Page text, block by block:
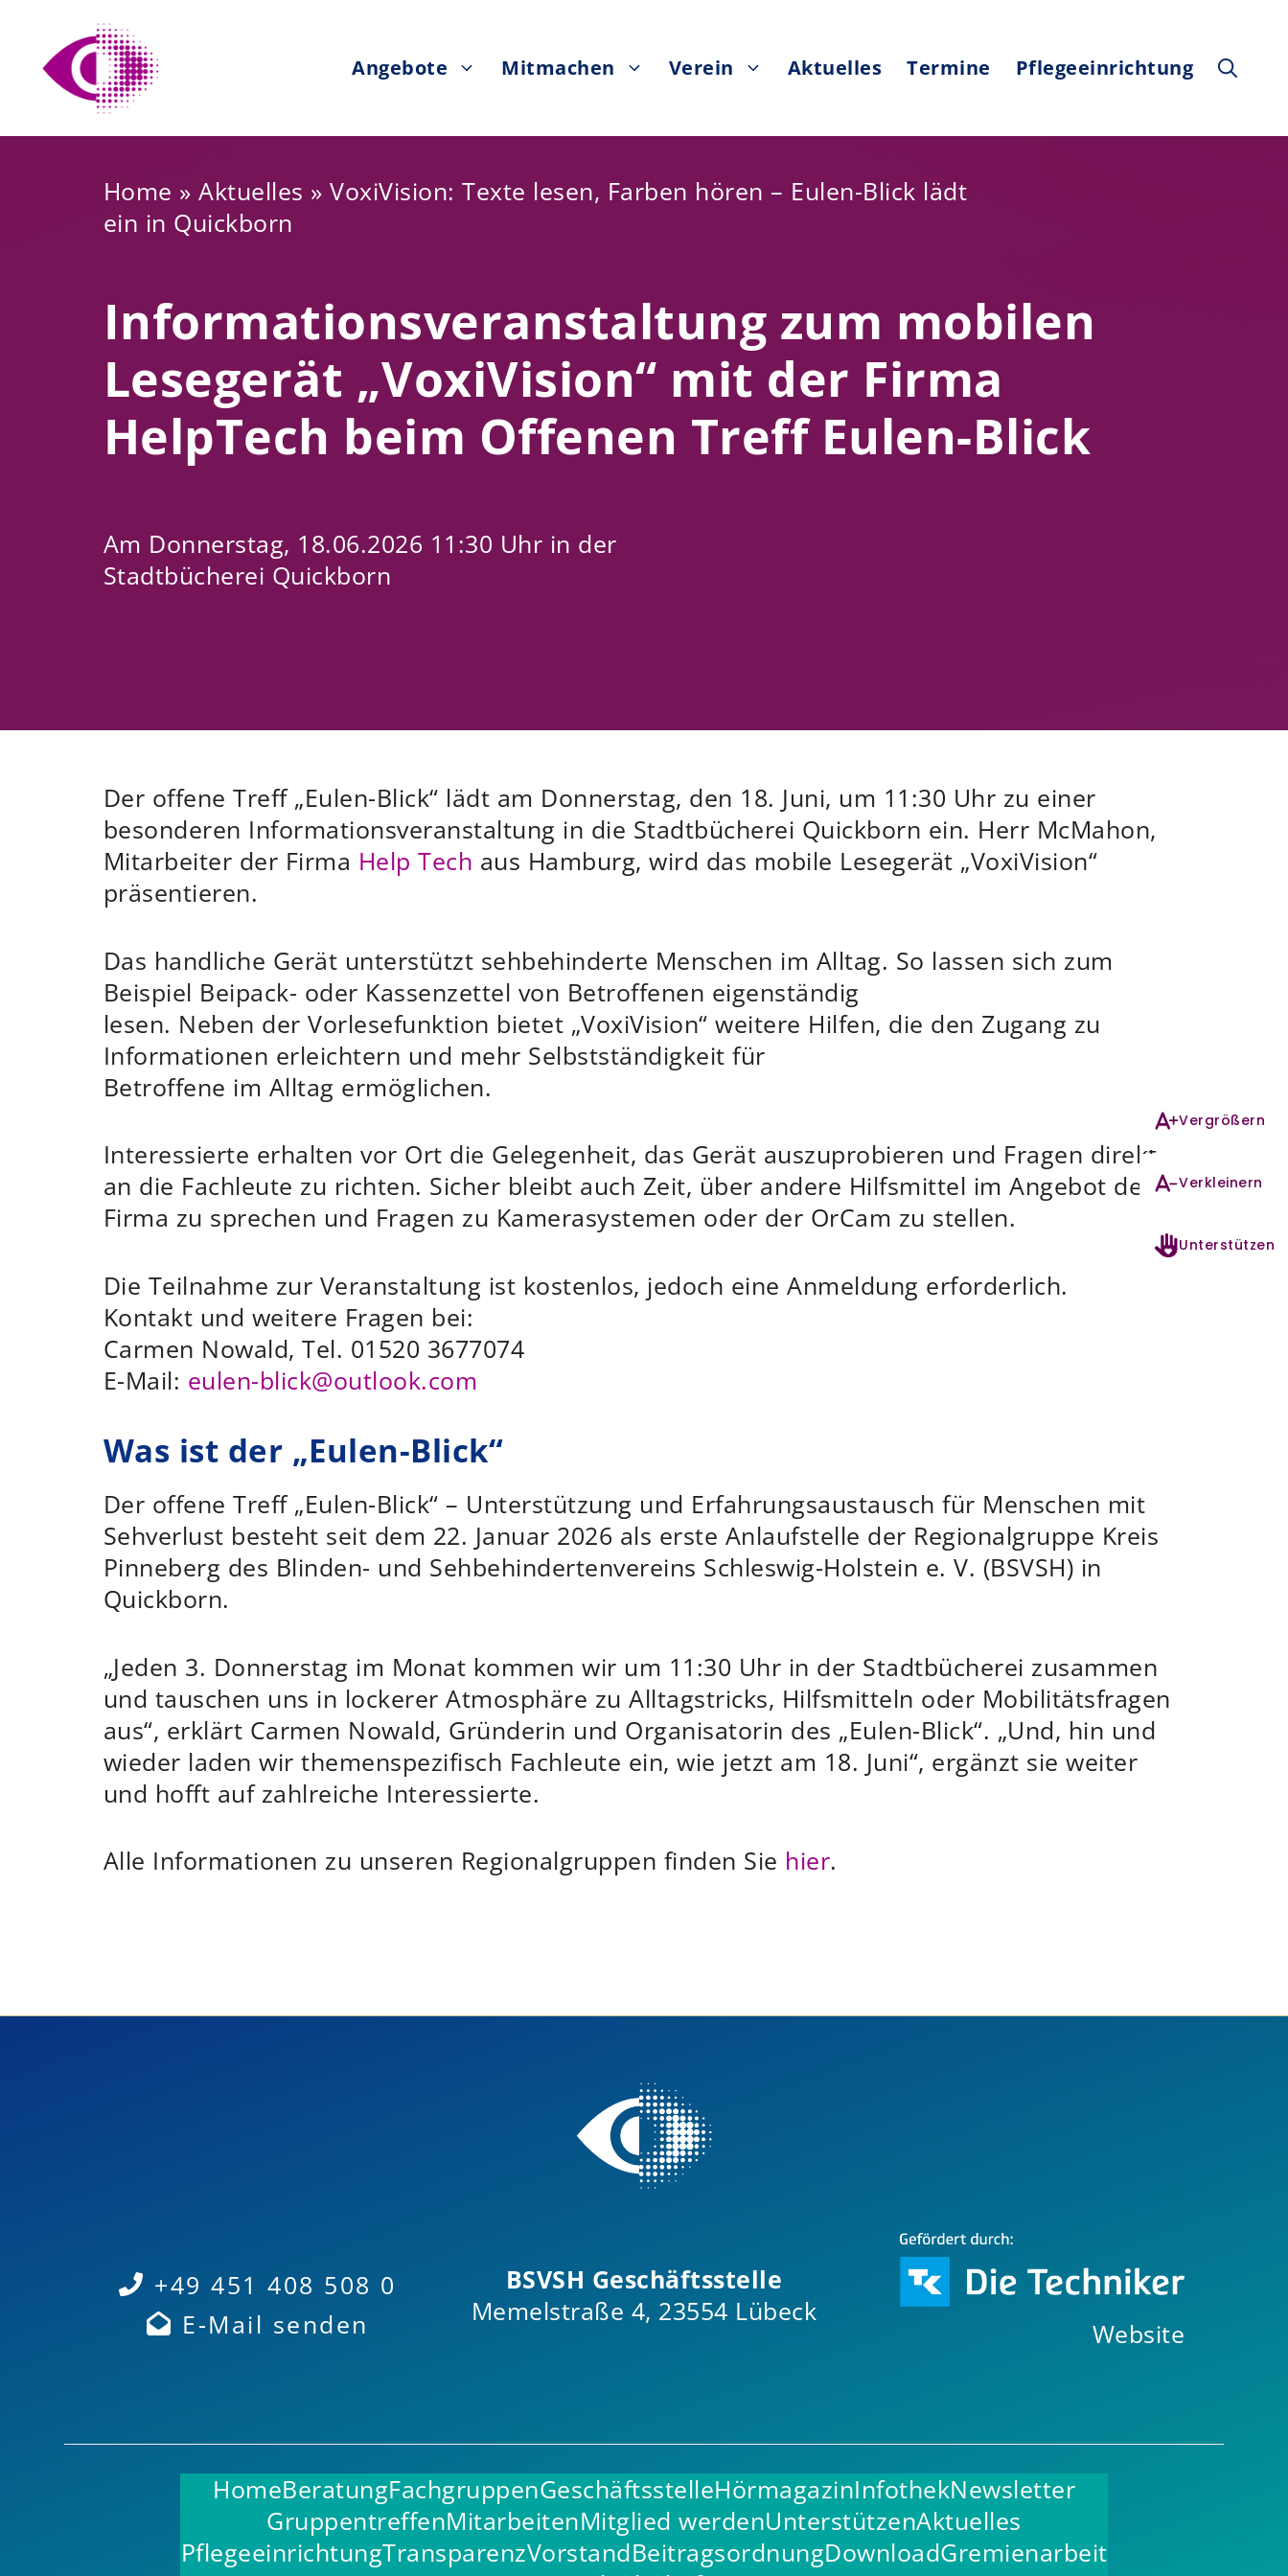
Inhalt
springen
Angebote Mitmachen Verein Aktuelles Termine Pflegeeinrichtung
Vergrößern
Verkleinern
Unterstützen
Home » Aktuelles » VoxiVision: Texte lesen, Farben hören – Eulen-Blick lädt
ein in Quickborn
Informationsveranstaltung zum mobilen
Lesegerät „VoxiVision“ mit der Firma
HelpTech beim Offenen Treff Eulen-Blick
Am Donnerstag, 18.06.2026 11:30 Uhr in der
Stadtbücherei Quickborn
Der offene Treff „Eulen-Blick“ lädt am Donnerstag, den 18. Juni, um 11:30 Uhr zu einer
besonderen Informationsveranstaltung in die Stadtbücherei Quickborn ein. Herr McMahon,
Mitarbeiter der Firma Help Tech aus Hamburg, wird das mobile Lesegerät „VoxiVision“
präsentieren.
Das handliche Gerät unterstützt sehbehinderte Menschen im Alltag. So lassen sich zum
Beispiel Beipack- oder Kassenzettel von Betroffenen eigenständig
lesen. Neben der Vorlesefunktion bietet „VoxiVision“ weitere Hilfen, die den Zugang zu
Informationen erleichtern und mehr Selbstständigkeit für
Betroffene im Alltag ermöglichen.
Interessierte erhalten vor Ort die Gelegenheit, das Gerät auszuprobieren und Fragen direkt
an die Fachleute zu richten. Sicher bleibt auch Zeit, über andere Hilfsmittel im Angebot der
Firma zu sprechen und Fragen zu Kamerasystemen oder der OrCam zu stellen.
Die Teilnahme zur Veranstaltung ist kostenlos, jedoch eine Anmeldung erforderlich.
Kontakt und weitere Fragen bei:
Carmen Nowald, Tel. 01520 3677074
E-Mail: eulen-blick@outlook.com
Was ist der „Eulen-Blick“
Der offene Treff „Eulen-Blick“ – Unterstützung und Erfahrungsaustausch für Menschen mit
Sehverlust besteht seit dem 22. Januar 2026 als erste Anlaufstelle der Regionalgruppe Kreis
Pinneberg des Blinden- und Sehbehindertenvereins Schleswig-Holstein e. V. (BSVSH) in
Quickborn.
„Jeden 3. Donnerstag im Monat kommen wir um 11:30 Uhr in der Stadtbücherei zusammen
und tauschen uns in lockerer Atmosphäre zu Alltagstricks, Hilfsmitteln oder Mobilitätsfragen
aus“, erklärt Carmen Nowald, Gründerin und Organisatorin des „Eulen-Blick“. „Und, hin und
wieder laden wir themenspezifisch Fachleute ein, wie jetzt am 18. Juni“, ergänzt sie weiter
und hofft auf zahlreiche Interessierte.
Alle Informationen zu unseren Regionalgruppen finden Sie hier.
+49 451 408 508 0
E-Mail senden
BSVSH Geschäftsstelle
Memelstraße 4, 23554 Lübeck
Website
HomeBeratungFachgruppenGeschäftsstelleHörmagazinInfothekNewsletter
GruppentreffenMitarbeitenMitglied werdenUnterstützenAktuelles
PflegeeinrichtungTransparenzVorstandBeitragsordnungDownloadGremienarbeit